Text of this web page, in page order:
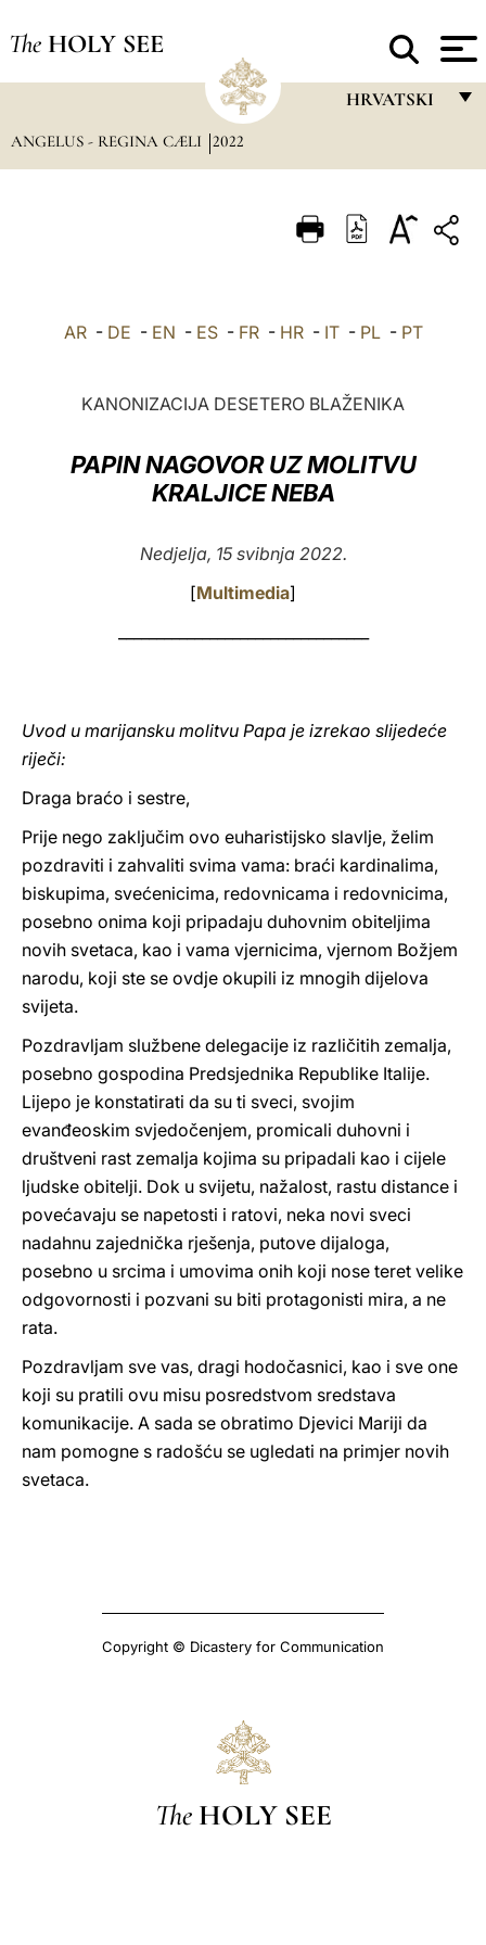
The HOLY SEE
HRVATSKI
ITALIANO
POLSKI
中文
ANGELUS - REGINA CÆLI 2022
AR- DE - EN - ES- FR- HR- IT- PL- PT
KANONIZACIJA DESETERO BLAŽENIKA
PAPIN NAGOVOR UZ MOLITVU
KRALJICE NEBA
Nedjelja, 15 svibnja 2022.
[Multimedia]
Uvod u marijansku molitvu Papa je izrekao slijedeće
riječi:
Draga braćo i sestre,
Prije nego zaključim ovo euharistijsko slavlje, želim
pozdraviti i zahvaliti svima vama: braći kardinalima,
biskupima, svećenicima, redovnicama i redovnicima,
posebno onima koji pripadaju duhovnim obiteljima
novih svetaca, kao i vama vjernicima, vjernom Božjem
narodu, koji ste se ovdje okupili iz mnogih dijelova
svijeta.
Pozdravljam službene delegacije iz različitih zemalja,
posebno gospodina Predsjednika Republike Italije.
Lijepo je konstatirati da su ti sveci, svojim
evanđeoskim svjedočenjem, promicali duhovni i
društveni rast zemalja kojima su pripadali kao i cijele
ljudske obitelji. Dok u svijetu, nažalost, rastu distance i
povećavaju se napetosti i ratovi, neka novi sveci
nadahnu zajednička rješenja, putove dijaloga,
posebno u srcima i umovima onih koji nose teret velike
odgovornosti i pozvani su biti protagonisti mira, a ne
rata.
Pozdravljam sve vas, dragi hodočasnici, kao i sve one
koji su pratili ovu misu posredstvom sredstava
komunikacije. A sada se obratimo Djevici Mariji da
nam pomogne s radošću se ugledati na primjer novih
svetaca.
Copyright © Dicastery for Communication
The HOLY SEE